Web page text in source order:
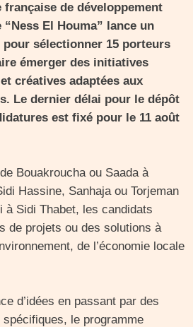
française de développement
El Houma” lance un
sélectionner 15 porteurs
émerger des initiatives
créatives adaptées aux
Le dernier délai pour le dépôt
est fixé pour le 11 août
Bouakroucha ou Saada à
Hassine, Sanhaja ou Torjeman
à Sidi Thabet, les candidats
de projets ou des solutions à
de l’économie locale
d’idées en passant par des
le programme